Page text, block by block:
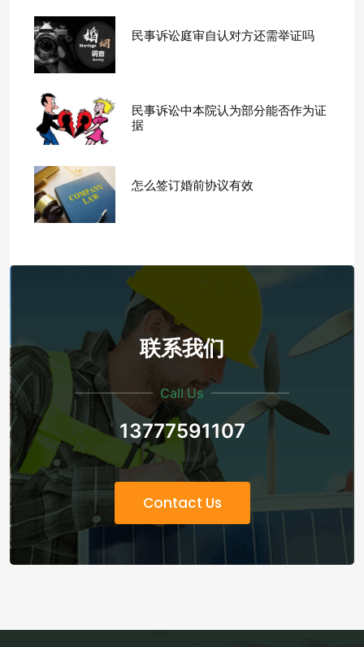
民事诉讼庭审自认对方还需举证吗
民事诉讼中本院认为部分能否作为证
据
怎么签订婚前协议有效
联系我们
Call Us
13777591107
Contact Us